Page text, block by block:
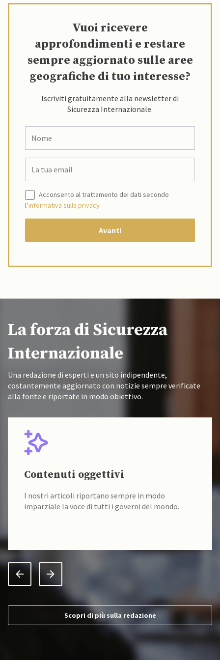
Vuoi ricevere
approfondimenti e restare
sempre aggiornato sulle aree
geografiche di tuo interesse?
Iscriviti gratuitamente alla newsletter di
Sicurezza Internazionale.
Acconsento al trattamento dei dati secondo
l’informativa sulla privacy
La forza di Sicurezza
Internazionale
Una redazione di esperti e un sito indipendente,
costantemente aggiornato con notizie sempre verificate
alla fonte e riportate in modo obiettivo.
Contenuti oggettivi
I nostri articoli riportano sempre in modo
imparziale la voce di tutti i governi del mondo.
Scopri di più sulla redazione